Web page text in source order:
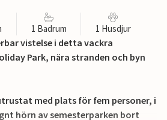
1 Badrum 1 Husdjur
vistelse i detta vackra
Park, nära stranden och byn
med plats för fem personer, i
hörn av semesterparken bort